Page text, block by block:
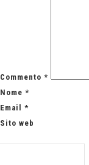
Commento *
Nome *
Email *
Sito web